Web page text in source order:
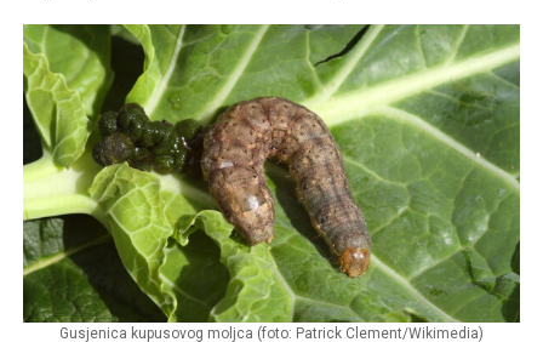
Gusjenica kupusovog moljca (foto: Patrick Clement/Wikimedia)